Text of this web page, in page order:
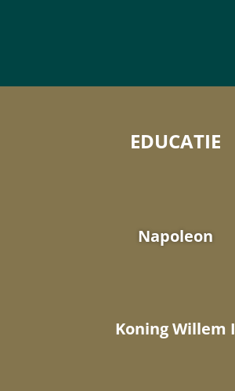
EDUCATIE
Napoleon
Koning Willem I